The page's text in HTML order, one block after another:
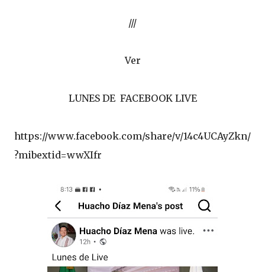
///
Ver
LUNES DE FACEBOOK LIVE
https://www.facebook.com/share/v/14c4UCAyZkn/
?mibextid=wwXIfr